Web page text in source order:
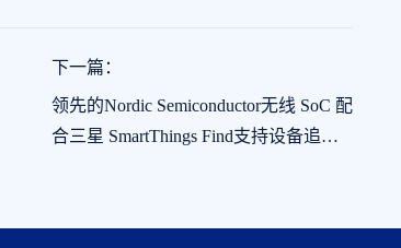
下一篇：
领先的Nordic Semiconductor无线 SoC 配
合三星 SmartThings Find支持设备追踪